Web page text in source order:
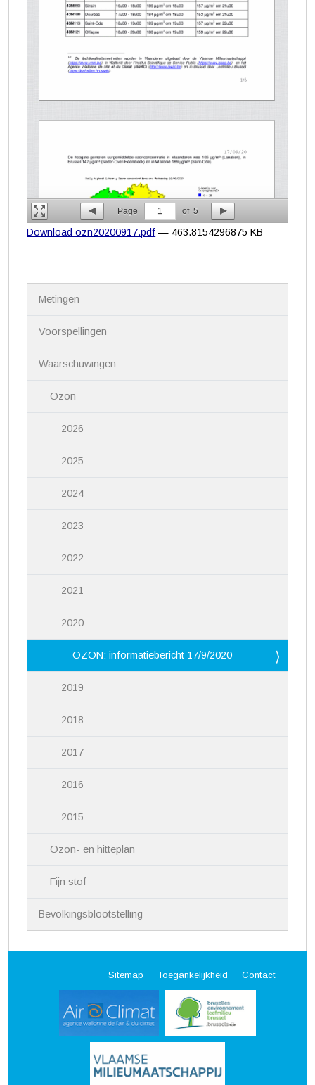
Page 1 of 5
Download ozn20200917.pdf — 463.8154296875 KB
Metingen
Voorspellingen
Waarschuwingen
Ozon
2026
2025
2024
2023
2022
2021
2020
OZON: informatiebericht 17/9/2020
2019
2018
2017
2016
2015
Ozon- en hitteplan
Fijn stof
Bevolkingsblootstelling
Sitemap Toegankelijkheid Contact